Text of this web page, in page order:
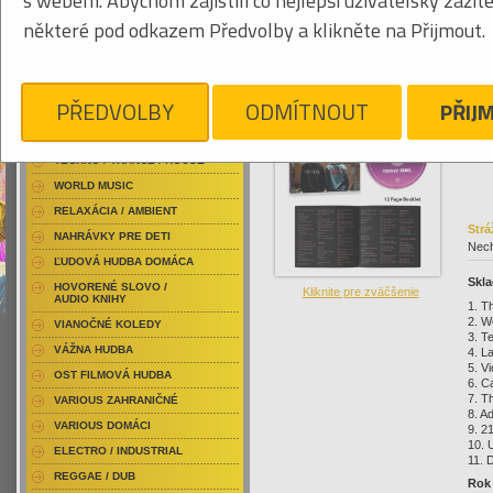
Kliknite pre zväčšenie
1.
2.
3.
4.
5.
6.
7.
8.
9. 21
10.
11.
RAP / HIP HOP DOMÁCI
RAP / HIP HOP ZAHRANIČNÝ
DVD / HUDBA
PUNK / HARDCORE
TECHNO / TRANCE / HOUSE
WORLD MUSIC
RELAXÁCIA / AMBIENT
NAHRÁVKY PRE DETI
ĽUDOVÁ HUDBA DOMÁCA
HOVORENÉ SLOVO /
AUDIO KNIHY
VIANOČNÉ KOLEDY
VÁŽNA HUDBA
OST FILMOVÁ HUDBA
VARIOUS ZAHRANIČNÉ
VARIOUS DOMÁCI
ELECTRO / INDUSTRIAL
REGGAE / DUB
některé pod odkazem Předvolby a klikněte na Přijmout.
PŘEDVOLBY ODMÍTNOUT